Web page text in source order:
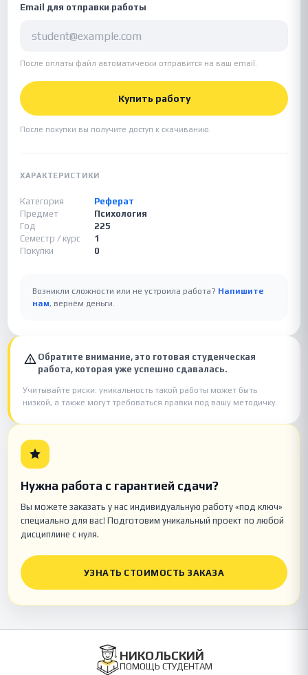
Email для отправки работы
После оплаты файл автоматически отправится на ваш email.
Купить работу
После покупки вы получите доступ к скачиванию.
ХАРАКТЕРИСТИКИ
Категория
Реферат
Предмет
Психология
Год
225
Семестр / курс
1
Покупки
0
Возникли сложности или не устроила работа? Напишите
нам, вернём деньги.
Обратите внимание, это готовая студенческая
работа, которая уже успешно сдавалась.
Учитывайте риски: уникальность такой работы может быть
низкой, а также могут требоваться правки под вашу методичку.
Нужна работа с гарантией сдачи?
Вы можете заказать у нас индивидуальную работу «под ключ»
специально для вас! Подготовим уникальный проект по любой
дисциплине с нуля.
УЗНАТЬ СТОИМОСТЬ ЗАКАЗА
НИКОЛЬСКИЙ
ПОМОЩЬ СТУДЕНТАМ